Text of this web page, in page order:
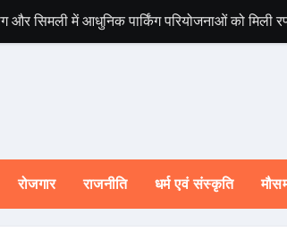
और सिमली में आधुनिक पार्किंग परियोजनाओं को मिली
रोजगार राजनीति धर्म एवं संस्कृति